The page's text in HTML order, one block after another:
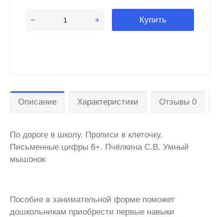
Купить
Описание Характеристики Отзывы 0
По дороге в школу. Прописи в клеточку.
Письменные цифры 6+. Пчёлкина С.В. Умный
мышонок
Пособие в занимательной форме поможет
дошкольникам приобрести первые навыки